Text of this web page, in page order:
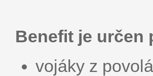
Benefit je určen
vojáky z